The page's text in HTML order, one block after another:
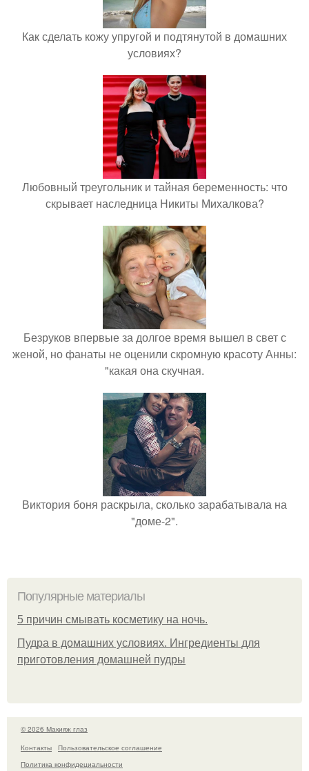
Как сделать кожу упругой и подтянутой в домашних
условиях?
Любовный треугольник и тайная беременность: что
скрывает наследница Никиты Михалкова?
Безруков впервые за долгое время вышел в свет с
женой, но фанаты не оценили скромную красоту Анны:
"какая она скучная.
Виктория боня раскрыла, сколько зарабатывала на
"доме-2".
Популярные материалы
5 причин смывать косметику на ночь.
Пудра в домашних условиях. Ингредиенты для
приготовления домашней пудры
© 2026 Макияж глаз
Контакты
Пользовательское соглашение
Политика конфидециальности